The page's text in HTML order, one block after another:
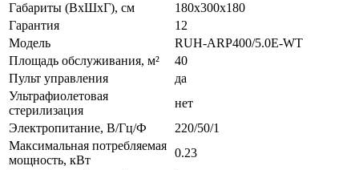
Габариты (ВхШхГ), см
180x300x180
Гарантия
12
Модель
RUH-ARP400/5.0E-WT
Площадь обслуживания, м²
40
Пульт управления
да
Ультрафиолетовая
стерилизация
нет
Электропитание, В/Гц/Ф
220/50/1
Максимальная потребляемая
мощность, кВт
0.23